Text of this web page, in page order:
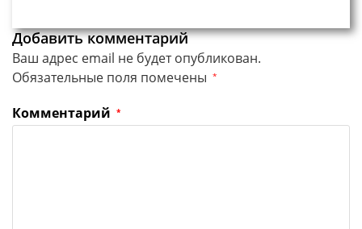
Добавить комментарий
Ваш адрес email не будет опубликован.
Обязательные поля помечены *
Комментарий *